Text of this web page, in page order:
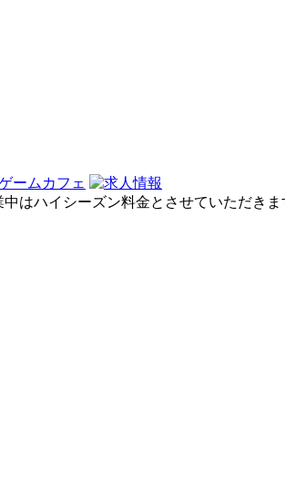
はハイシーズン料金とさせていただき